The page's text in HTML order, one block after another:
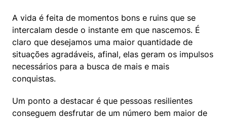
A vida é feita de momentos bons e ruins que se
intercalam desde o instante em que nascemos. É
claro que desejamos uma maior quantidade de
situações agradáveis, afinal, elas geram os impulsos
necessários para a busca de mais e mais
conquistas.
Um ponto a destacar é que pessoas resilientes
conseguem desfrutar de um número bem maior de